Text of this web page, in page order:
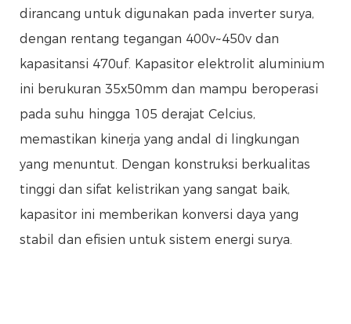
dirancang untuk digunakan pada inverter surya,
dengan rentang tegangan 400v~450v dan
kapasitansi 470uf. Kapasitor elektrolit aluminium
ini berukuran 35x50mm dan mampu beroperasi
pada suhu hingga 105 derajat Celcius,
memastikan kinerja yang andal di lingkungan
yang menuntut. Dengan konstruksi berkualitas
tinggi dan sifat kelistrikan yang sangat baik,
kapasitor ini memberikan konversi daya yang
stabil dan efisien untuk sistem energi surya.